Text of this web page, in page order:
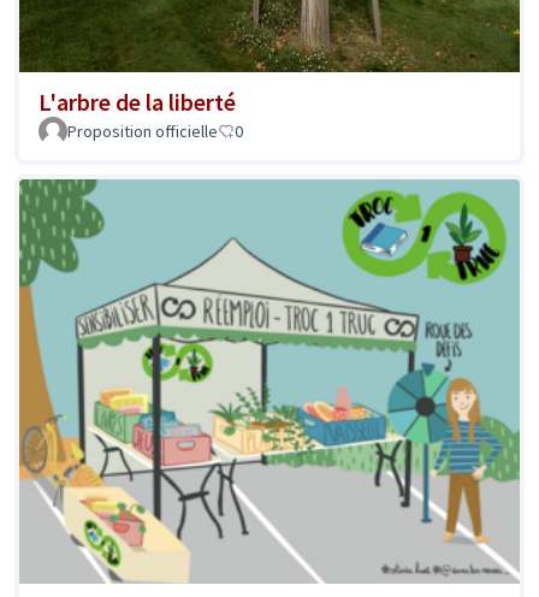
L'arbre de la liberté
Proposition officielle 0